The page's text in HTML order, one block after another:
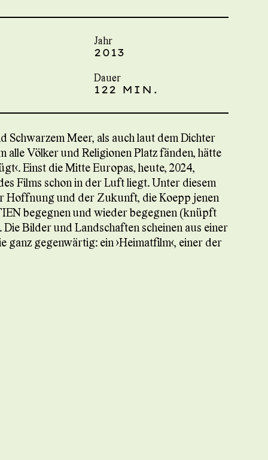
Jahr
2013
Dauer
122 MIN.
Schwarzem Meer, als auch laut dem Dichter
alle Völker und Religionen Platz fänden, hätte
Einst die Mitte Europas, heute, 2024,
Films schon in der Luft liegt. Unter diesem
Hoffnung und der Zukunft, die Koepp jenen
begegnen und wieder begegnen (knüpft
Bilder und Landschaften scheinen aus einer
ganz gegenwärtig: ein »Heimatfilm«, einer der